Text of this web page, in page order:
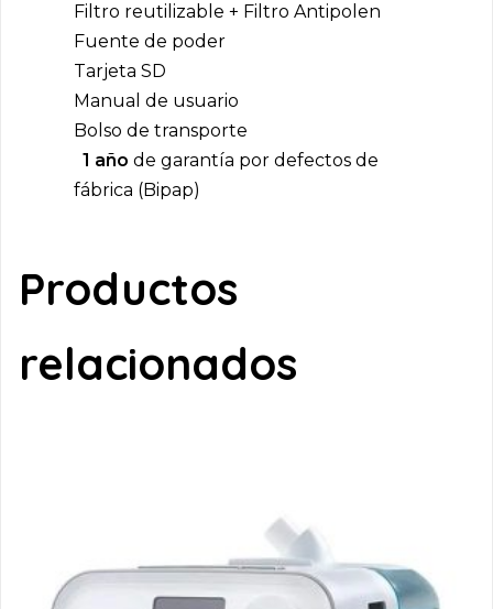
Filtro reutilizable + Filtro Antipolen
Fuente de poder
Tarjeta SD
Manual de usuario
Bolso de transporte
1 año de garantía por defectos de
fábrica (Bipap)
Productos
relacionados